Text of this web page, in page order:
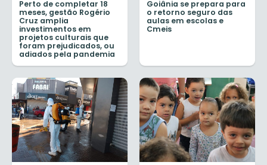
Perto de completar 18
meses, gestão Rogério
Cruz amplia
investimentos em
projetos culturais que
foram prejudicados, ou
adiados pela pandemia
Goiânia se prepara para
o retorno seguro das
aulas em escolas e
Cmeis